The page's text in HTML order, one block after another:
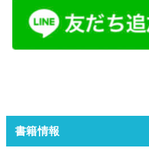
書籍情報